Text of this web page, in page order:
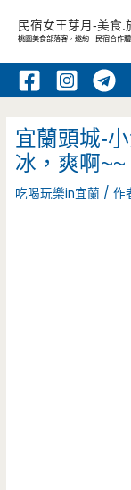
內
民宿女王芽月-美食.
桃園美食部落客，邀約 -民宿合作
宜蘭頭城-
冰，爽啊~~
吃喝玩樂in宜蘭 / 作